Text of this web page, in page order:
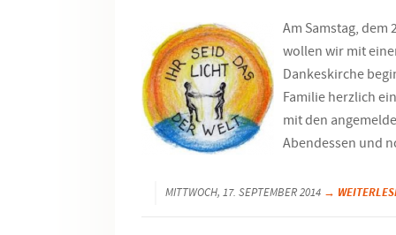
Am Samstag, dem
wollen wir mit
Dankeskirche
Familie herzlich
mit den
Abendessen und
MITTWOCH, 17. SEPTEMBER 2014 →